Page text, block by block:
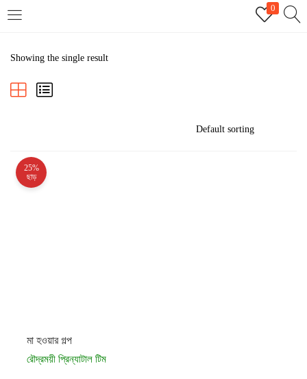
0
REGISTER
Showing the single result
25%
ছাড়
মা হওয়ার গল্প
রৌদ্রময়ী প্রিন্যাটাল টিম